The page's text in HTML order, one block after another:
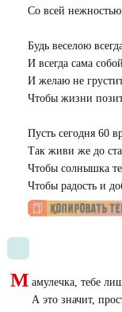
Со всей
Будь веселою
И всегда сама
И желаю не
Чтобы жизни
Пусть сегодня 60
Так живи же до ста
Чтобы солнышка
Чтобы радость и
М амулечка, тебе
А это значит,